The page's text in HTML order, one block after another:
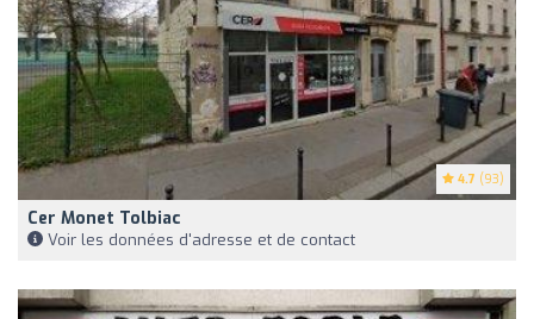
4.7 (93)
Cer Monet Tolbiac
Voir les données d'adresse et de contact